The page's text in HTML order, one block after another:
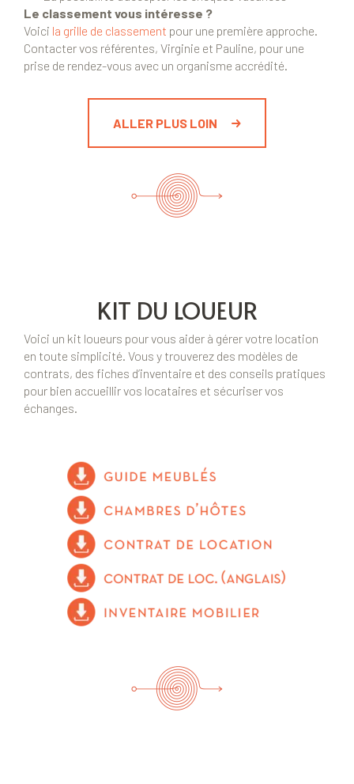
Le classement vous intéresse ?
Voici la grille de classement pour une première approche.
Contacter vos référentes, Virginie et Pauline, pour une
prise de rendez-vous avec un organisme accrédité.
ALLER PLUS LOIN
KIT DU LOUEUR
Voici un kit loueurs pour vous aider à gérer votre location
en toute simplicité. Vous y trouverez des modèles de
contrats, des fiches d’inventaire et des conseils pratiques
pour bien accueillir vos locataires et sécuriser vos
échanges.